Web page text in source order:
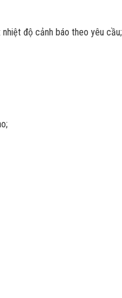
độ cảnh báo theo yêu cầu;